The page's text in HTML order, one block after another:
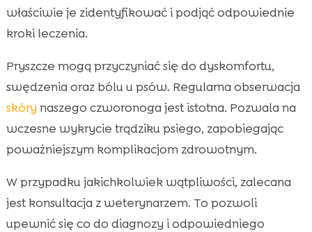
właściwie je zidentyfikować i podjąć odpowiednie
kroki leczenia.
Pryszcze mogą przyczyniać się do dyskomfortu,
swędzenia oraz bólu u psów. Regularna obserwacja
skóry naszego czworonoga jest istotna. Pozwala na
wczesne wykrycie trądziku psiego, zapobiegając
poważniejszym komplikacjom zdrowotnym.
W przypadku jakichkolwiek wątpliwości, zalecana
jest konsultacja z weterynarzem. To pozwoli
upewnić się co do diagnozy i odpowiedniego